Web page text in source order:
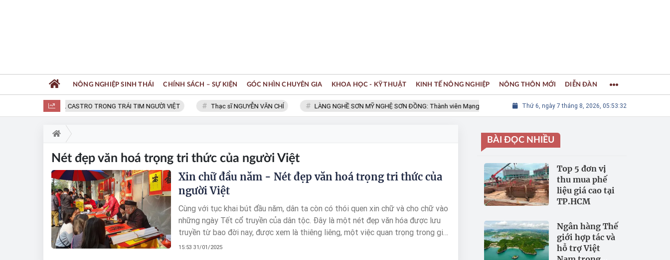
FIDEL CASTRO TRONG TRÁI TIM NGƯỜI VIỆT Thạc sĩ NGUYỄN VĂN CHÍ LÀNG NGHỀ SƠN MỸ NGHỆ SƠN ĐỒNG: Thành viên Mạng lưới các Thành phố Thủ công sáng tạo Thế giới
Thứ 6, ngày 7 tháng 8, 2026, 05:53:33
NÔNG NGHIỆP SINH THÁI CHÍNH SÁCH – SỰ KIỆN GÓC NHÌN CHUYÊN GIA KHOA HỌC - KỸ THUẬT KINH TẾ NÔNG NGHIỆP NÔNG THÔN MỚI DIỄN ĐÀN
Nét đẹp văn hoá trọng tri thức của người Việt
Xin chữ đầu năm - Nét đẹp văn hoá trọng tri thức của
người Việt
Cùng với tục khai bút đầu năm, dân ta còn có thói quen xin chữ và cho chữ vào
những ngày Tết cổ truyền của dân tộc. Đây là một nét đẹp văn hóa được lưu
truyền từ bao đời nay, được xem là thiêng liêng, một việc quan trọng trong gia
đình, thể hiện truyền thống hiếu học của người Việt, sự trọng chữ nghĩa, trọng
15:53 31/01/2025
BÀI ĐỌC NHIỀU
Top 5 đơn vị
thu mua phế
liệu giá cao tại
TP.HCM
Ngân hàng Thế
giới hợp tác và
hỗ trợ Việt